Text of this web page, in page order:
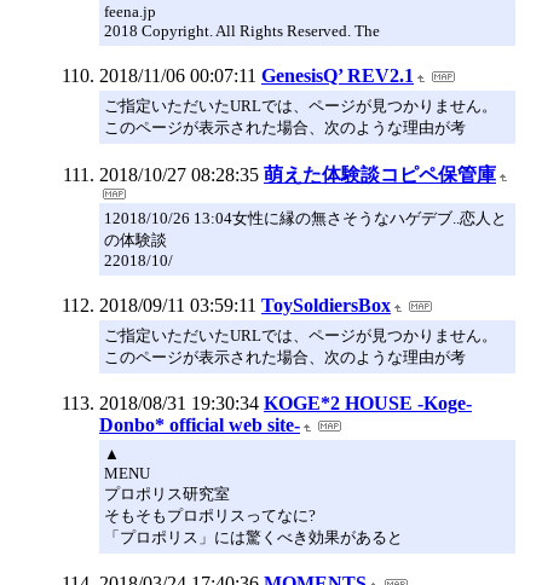
feena.jp
2018 Copyright. All Rights Reserved. The
2018/11/06 00:07:11 GenesisQ’ REV2.1
ご指定いただいたURLでは、ページが見つかりません。
このページが表示された場合、次のような理由が考
2018/10/27 08:28:35 萌えた体験談コピペ保管庫
12018/10/26 13:04女性に縁の無さそうなハゲデブ..恋人と
の体験談
22018/10/
2018/09/11 03:59:11 ToySoldiersBox
ご指定いただいたURLでは、ページが見つかりません。
このページが表示された場合、次のような理由が考
2018/08/31 19:30:34 KOGE*2 HOUSE -Koge-
Donbo* official web site-
▲
MENU
プロポリス研究室
そもそもプロポリスってなに?
「プロポリス」には驚くべき効果があると